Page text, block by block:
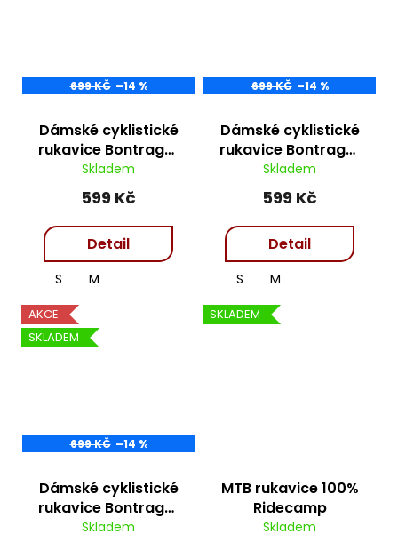
699 KČ –14 %
Dámské cyklistické
rukavice Bontrager
Vella - grey
Skladem
599 Kč
Detail
S M
699 KČ –14 %
Dámské cyklistické
rukavice Bontrager
Vella - pink
Skladem
599 Kč
Detail
S M
AKCE
SKLADEM
699 KČ –14 %
Dámské cyklistické
rukavice Bontrager
Vella - purple
Skladem
SKLADEM
MTB rukavice 100%
Ridecamp
Skladem